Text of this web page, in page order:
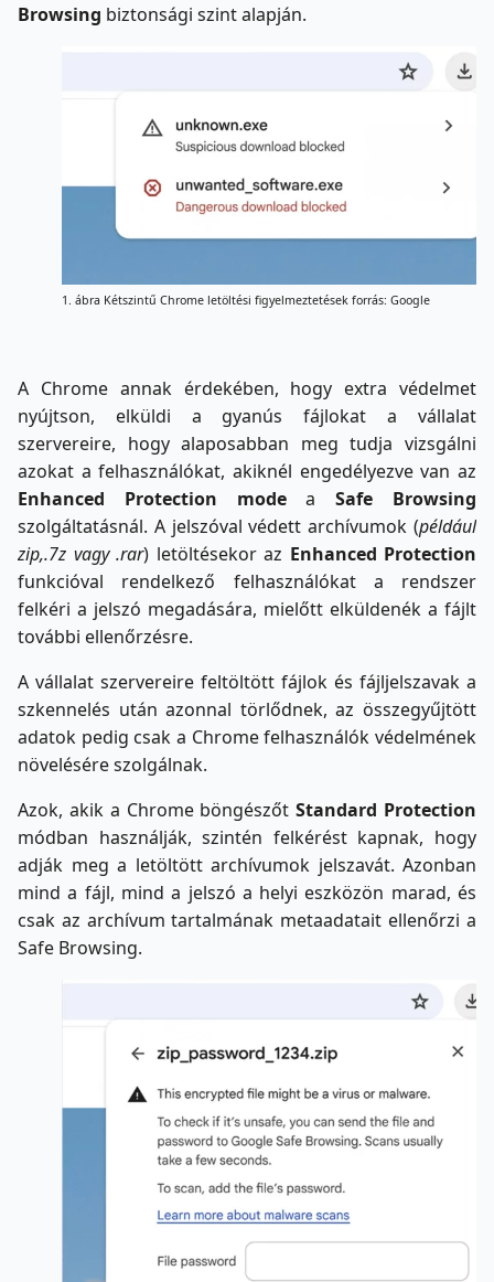
Browsing biztonsági szint alapján.
1. ábra Kétszintű Chrome letöltési figyelmeztetések forrás: Google
A Chrome annak érdekében, hogy extra védelmet
nyújtson, elküldi a gyanús fájlokat a vállalat
szervereire, hogy alaposabban meg tudja vizsgálni
azokat a felhasználókat, akiknél engedélyezve van az
Enhanced Protection modeaSafe Browsing
szolgáltatásnál. A jelszóval védett archívumok (például
zip,.7z vagy .rar) letöltésekor az Enhanced Protection
funkcióval rendelkező felhasználókat a rendszer
felkéri a jelszó megadására, mielőtt elküldenék a fájlt
további ellenőrzésre.
A vállalat szervereire feltöltött fájlok és fájljelszavak a
szkennelés után azonnal törlődnek, az összegyűjtött
adatok pedig csak a Chrome felhasználók védelmének
növelésére szolgálnak.
Azok, akik a Chrome böngészőtStandard Protection
módban használják, szintén felkérést kapnak, hogy
adják meg a letöltött archívumok jelszavát. Azonban
mind a fájl, mind a jelszó a helyi eszközön marad, és
csak az archívum tartalmának metaadatait ellenőrzi a
Safe Browsing.